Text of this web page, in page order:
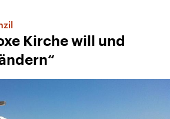
Kirche will und